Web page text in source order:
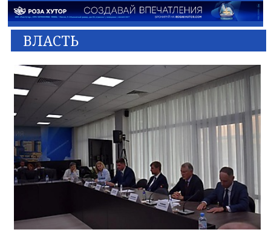
ВЛАСТЬ